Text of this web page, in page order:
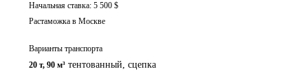
Начальная ставка: 5 500 $
Растаможка в Москве
Варианты транспорта
20 т, 90 м³ тентованный, сцепка